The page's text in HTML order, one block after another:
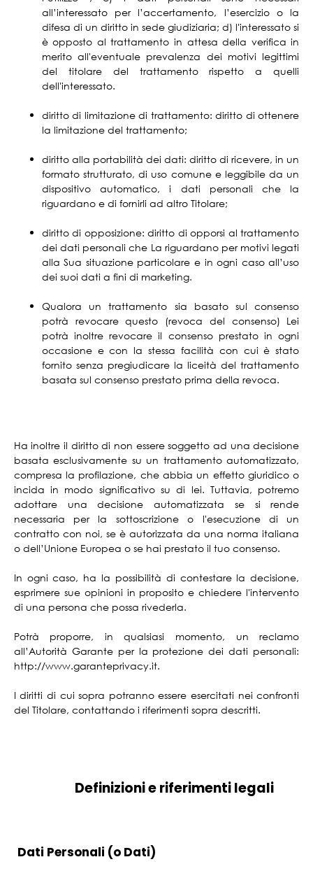
all’interessato per l’accertamento, l’esercizio o la
difesa di un diritto in sede giudiziaria; d) l'interessato si
è opposto al trattamento in attesa della verifica in
merito all'eventuale prevalenza dei motivi legittimi
del titolare del trattamento rispetto a quelli
dell'interessato.
diritto di limitazione di trattamento: diritto di ottenere
la limitazione del trattamento;
diritto alla portabilità dei dati: diritto di ricevere, in un
formato strutturato, di uso comune e leggibile da un
dispositivo automatico, i dati personali che la
riguardano e di fornirli ad altro Titolare;
diritto di opposizione: diritto di opporsi al trattamento
dei dati personali che La riguardano per motivi legati
alla Sua situazione particolare e in ogni caso all’uso
dei suoi dati a fini di marketing.
Qualora un trattamento sia basato sul consenso
potrà revocare questo (revoca del consenso) Lei
potrà inoltre revocare il consenso prestato in ogni
occasione e con la stessa facilità con cui è stato
fornito senza pregiudicare la liceità del trattamento
basata sul consenso prestato prima della revoca.
Ha inoltre il diritto di non essere soggetto ad una decisione
basata esclusivamente su un trattamento automatizzato,
compresa la profilazione, che abbia un effetto giuridico o
incida in modo significativo su di lei. Tuttavia, potremo
adottare una decisione automatizzata se si rende
necessaria per la sottoscrizione o l'esecuzione di un
contratto con noi, se è autorizzata da una norma italiana
o dell’Unione Europea o se hai prestato il tuo consenso.
In ogni caso, ha la possibilità di contestare la decisione,
esprimere sue opinioni in proposito e chiedere l'intervento
di una persona che possa rivederla.
Potrà proporre, in qualsiasi momento, un reclamo
all’Autorità Garante per la protezione dei dati personali:
http://www.garanteprivacy.it.
I diritti di cui sopra potranno essere esercitati nei confronti
del Titolare, contattando i riferimenti sopra descritti.
Definizioni e riferimenti legali
Dati Personali (o Dati)